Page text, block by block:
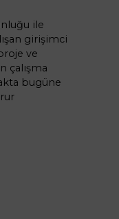
ile
girişimci
ve
çalışma
bugüne